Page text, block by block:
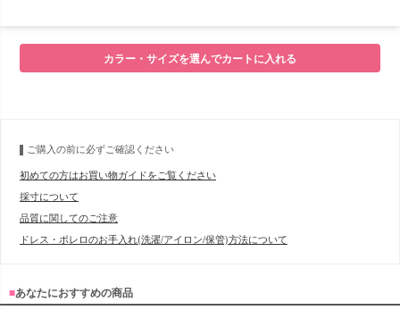
■サイズ表
カラー・サイズを選んでカートに入れる
ご購入の前に必ずご確認ください
初めての方はお買い物ガイドをご覧ください
採寸について
品質に関してのご注意
ドレス・ボレロのお手入れ(洗濯/アイロン/保管)方法について
■あなたにおすすめの商品